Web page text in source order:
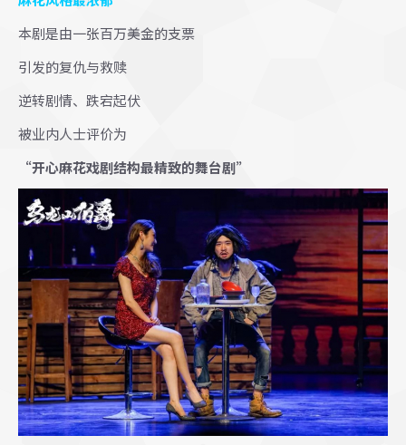
本剧是由一张百万美金的支票
引发的复仇与救赎
逆转剧情、跌宕起伏
被业内人士评价为
“开心麻花戏剧结构最精致的舞台剧”